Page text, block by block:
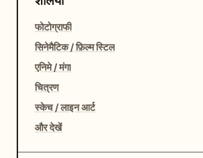
फोटोग्राफी
सिनेमैटिक / फ़िल्म स्टिल
एनिमे / मंगा
चित्रण
स्केच / लाइन आर्ट
और देखें